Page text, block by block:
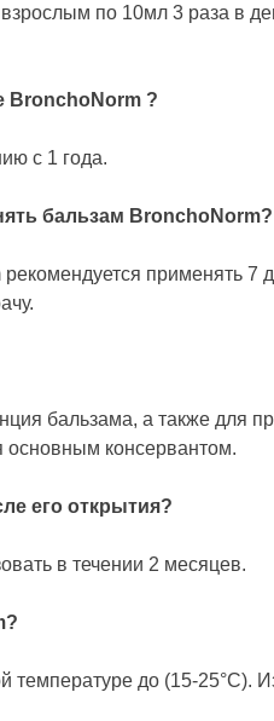
по 10мл 3 раза в
BronchoNorm ?
с 1 года.
бальзам BronchoNorm?
применять
бальзама, а также для
основным консервантом.
его открытия?
в течении 2 месяцев.
температуре до (15-25°C).